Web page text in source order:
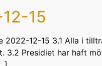
15
12-15 3.1 Alla i
Presidiet har haft